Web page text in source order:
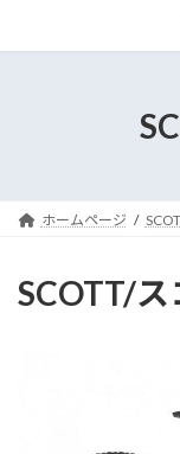
ッ
移
ホームページ
SCOTT/ス